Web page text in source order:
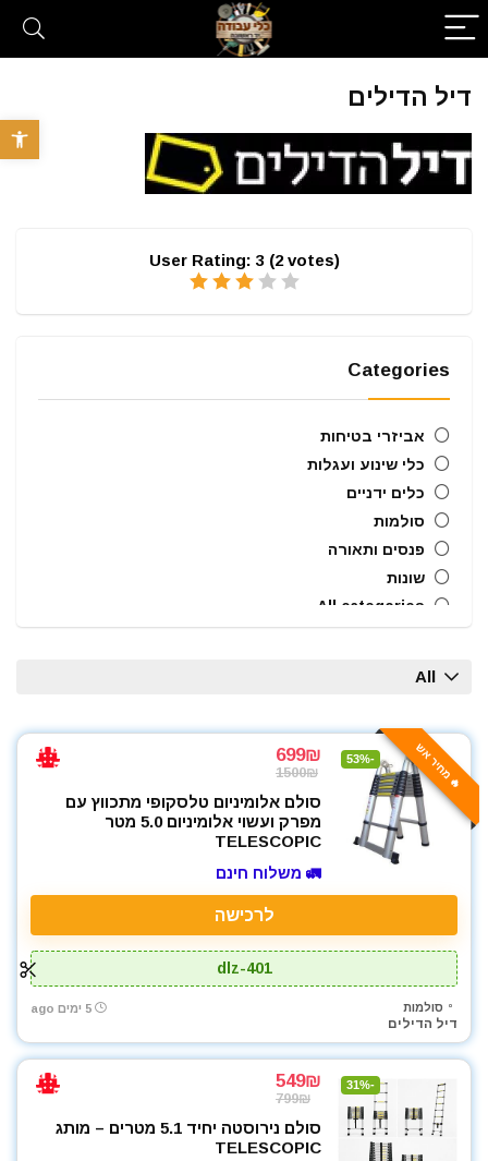
פתח
דיל הדילים
User Rating: 3 (2votes)
Categories
אביזרי בטיחות
כלי שינוע ועגלות
כלים ידניים
סולמות
פנסים ותאורה
שונות
All categories
All
🔥 מחיר אש -53%
699₪
1500₪
סולם אלומיניום טלסקופי מתכווץ עם
מפרק ועשוי אלומיניום 5.0 מטר
TELESCOPIC
🚛 משלוח חינם
לרכישה
dlz-401
סולמות
דיל הדילים
5 ימים ago
-31%
549₪
799₪
סולם נירוסטה יחיד 5.1 מטרים – מותג
TELESCOPIC